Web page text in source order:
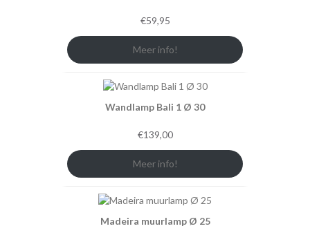
€59,95
Meer info!
Wandlamp Bali 1 Ø 30
€139,00
Meer info!
Madeira muurlamp Ø 25